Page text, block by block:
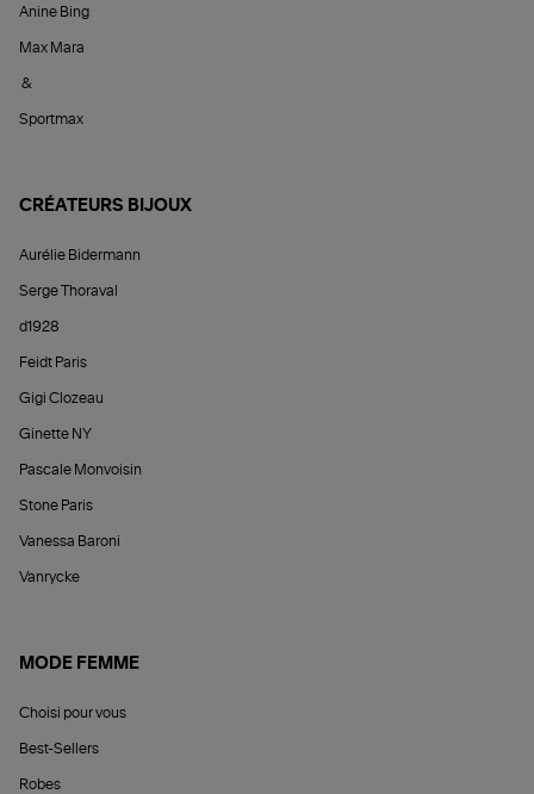
Anine Bing
Max Mara
&
Sportmax
CRÉATEURS BIJOUX
Aurélie Bidermann
Serge Thoraval
d1928
Feidt Paris
Gigi Clozeau
Ginette NY
Pascale Monvoisin
Stone Paris
Vanessa Baroni
Vanrycke
MODE FEMME
Choisi pour vous
Best-Sellers
Robes